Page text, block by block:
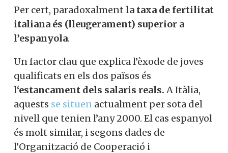
Per cert, paradoxalment la taxa de fertilitat
italiana és (lleugerament) superior a
l’espanyola.
Un factor clau que explica l’èxode de joves
qualificats en els dos països és
l‘estancament dels salaris reals. A Itàlia,
aquests se situen actualment per sota del
nivell que tenien l’any 2000. El cas espanyol
és molt similar, i segons dades de
l’Organització de Cooperació i